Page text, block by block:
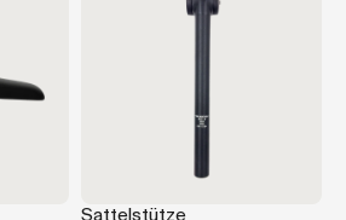
Sattelstütze